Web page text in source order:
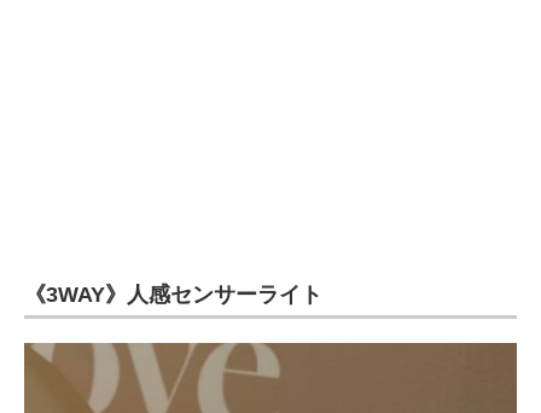
《3WAY》人感センサーライト